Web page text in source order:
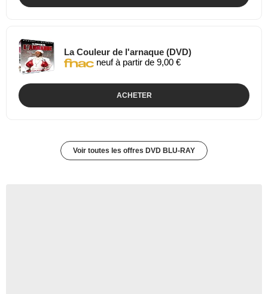
La Couleur de l'arnaque (DVD)
neuf à partir de 9,00 €
ACHETER
Voir toutes les offres DVD BLU-RAY